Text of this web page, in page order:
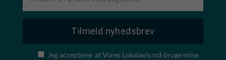
Jeg accepterer at Vores Lokalavis må bruge mine